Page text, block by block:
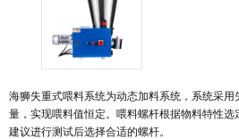
海狮失重式喂料系统为动态加料系统，系统采
量，实现喂料值恒定。喂料螺杆根据物料特性选
建议进行测试后选择合适的螺杆。